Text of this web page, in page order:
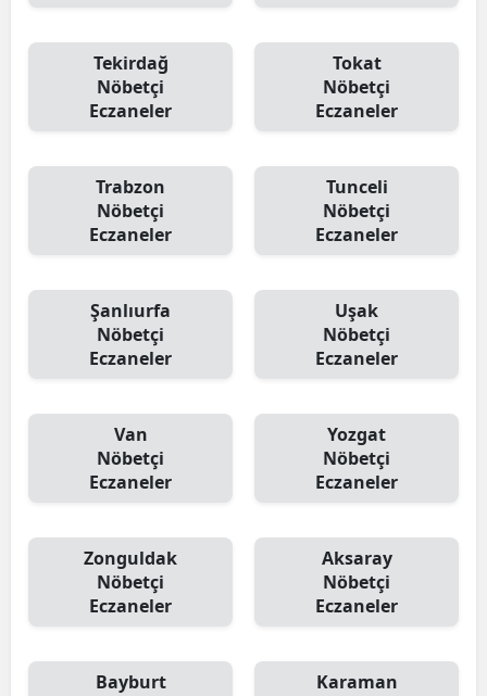
Tekirdağ
Nöbetçi
Eczaneler
Tokat
Nöbetçi
Eczaneler
Trabzon
Nöbetçi
Eczaneler
Tunceli
Nöbetçi
Eczaneler
Şanlıurfa
Nöbetçi
Eczaneler
Uşak
Nöbetçi
Eczaneler
Van
Nöbetçi
Eczaneler
Yozgat
Nöbetçi
Eczaneler
Zonguldak
Nöbetçi
Eczaneler
Aksaray
Nöbetçi
Eczaneler
Bayburt
Karaman